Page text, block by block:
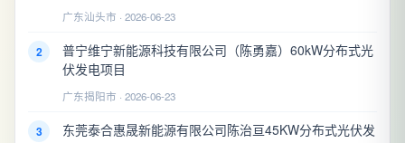
广东汕头市 · 2026-06-23
2
普宁维宁新能源科技有限公司（陈勇嘉）60kW分布式光
伏发电项目
广东揭阳市 · 2026-06-23
3
东莞泰合惠晟新能源有限公司陈治亘45KW分布式光伏发